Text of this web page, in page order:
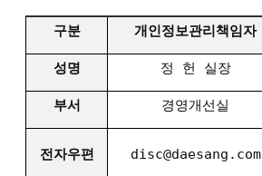
구분 개인정보관리책임자
성명 정 헌 실장
부서 경영개선실
전자우편 disc@daesang.com